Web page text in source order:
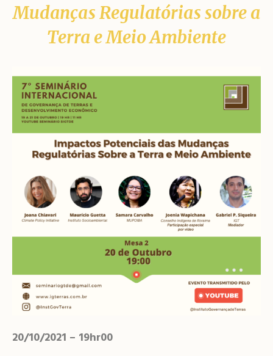
Mudanças Regulatórias sobre a
Terra e Meio Ambiente
20/10/2021 – 19hr00